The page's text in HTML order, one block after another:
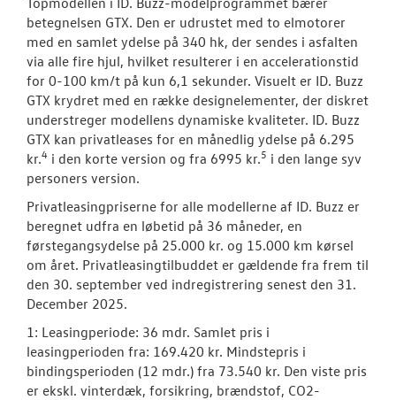
betegnelsen GTX. Den er udrustet med to elmotorer
med en samlet ydelse på 340 hk, der sendes i asfalten
via alle fire hjul, hvilket resulterer i en accelerationstid
for 0-100 km/t på kun 6,1 sekunder. Visuelt er ID. Buzz
GTX krydret med en række designelementer, der diskret
understreger modellens dynamiske kvaliteter. ID. Buzz
GTX kan privatleases for en månedlig ydelse på 6.295
kr.4 i den korte version og fra 6995 kr.5 i den lange syv
personers version.
Privatleasingpriserne for alle modellerne af ID. Buzz er
beregnet udfra en løbetid på 36 måneder, en
førstegangsydelse på 25.000 kr. og 15.000 km kørsel
om året. Privatleasingtilbuddet er gældende fra frem til
den 30. september ved indregistrering senest den 31.
December 2025.
1: Leasingperiode: 36 mdr. Samlet pris i
leasingperioden fra: 169.420 kr. Mindstepris i
bindingsperioden (12 mdr.) fra 73.540 kr. Den viste pris
er ekskl. vinterdæk, forsikring, brændstof, CO2-